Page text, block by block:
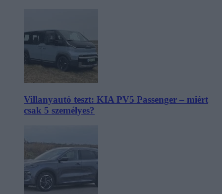
Villanyautó teszt: KIA PV5 Passenger – miért
csak 5 személyes?